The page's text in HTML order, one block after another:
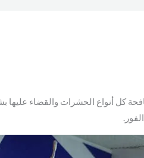
أنواع الحشرات والقضاء عليها